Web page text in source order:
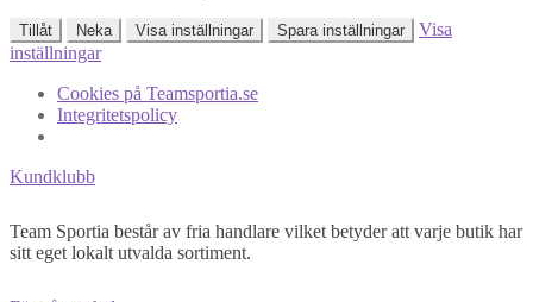
Tillåt Neka Visa inställningar Spara inställningar
Visa
inställningar
Cookies på Teamsportia.se
Integritetspolicy
Kundklubb
Team Sportia består av fria handlare vilket betyder att varje butik har
sitt eget lokalt utvalda sortiment.